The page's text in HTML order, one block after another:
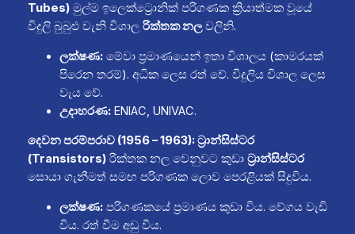
Tubes)මුල්ම ඉලෙක්ට්‍රොනික් පරිගණක ක්‍රියාත්මක වූයේ
විදුලි බුබුළු වැනි විශාල රික්තක නලවලිනි.
ලක්ෂණ:මේවා ප්‍රමාණයෙන් ඉතා විශාලය (කාමරයක්
පිරෙන තරම්). අධික ලෙස රත් වේ. විදුලිය විශාල ලෙස
වැය වේ.
උදාහරණ:ENIAC, UNIVAC.
දෙවන පරම්පරාව (1956 – 1963): ට්‍රාන්සිස්ටර
(Transistors)රික්තක නල වෙනුවට කුඩා ට්‍රාන්සිස්ටර
සොයා ගැනීමත් සමඟ පරිගණක ලොව පෙරළියක් සිදුවිය.
ලක්ෂණ:පරිගණකයේ ප්‍රමාණය කුඩා විය. වේගය වැඩි
විය. රත් වීම අඩු විය.